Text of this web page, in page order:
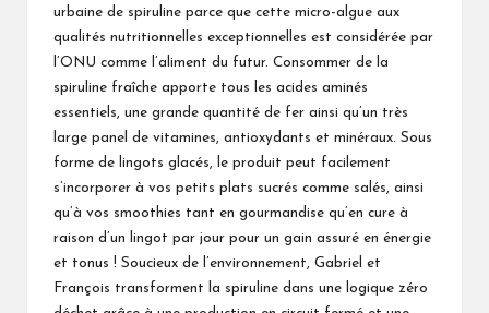
urbaine de spiruline parce que cette micro-algue aux
qualités nutritionnelles exceptionnelles est considérée par
l’ONU comme l’aliment du futur. Consommer de la
spiruline fraîche apporte tous les acides aminés
essentiels, une grande quantité de fer ainsi qu’un très
large panel de vitamines, antioxydants et minéraux. Sous
forme de lingots glacés, le produit peut facilement
s’incorporer à vos petits plats sucrés comme salés, ainsi
qu’à vos smoothies tant en gourmandise qu’en cure à
raison d’un lingot par jour pour un gain assuré en énergie
et tonus ! Soucieux de l’environnement, Gabriel et
François transforment la spiruline dans une logique zéro